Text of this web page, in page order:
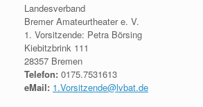
Landesverband
Bremer Amateurtheater e. V.
1. Vorsitzende: Petra Börsing
Kiebitzbrink 111
28357 Bremen
Telefon: 0175.7531613
eMail: 1.Vorsitzende@lvbat.de